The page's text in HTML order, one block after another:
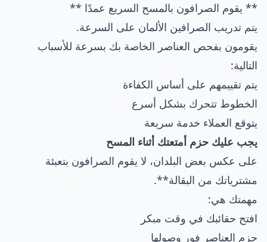
** يقوم الصرافون بالمسح السريع عمدًا **
يتم تدريب الصرافين الألمان على السرعة.
يقومون بفحص العناصر الخاصة بك بسرعة للأسباب
التالية:
يتم تقييمهم على أساس الكفاءة
الخطوط تتحرك بشكل أسرع
يتوقع العملاء خدمة سريعة
يجب عليك حزم أمتعتك أثناء المسح
على عكس بعض البلدان، لا يقوم الصرافون بتعبئة
مشترياتك من البقالة**.
مهمتك هي:
افتح حقائبك في وقت مبكر
حزم العناصر فور وصولها